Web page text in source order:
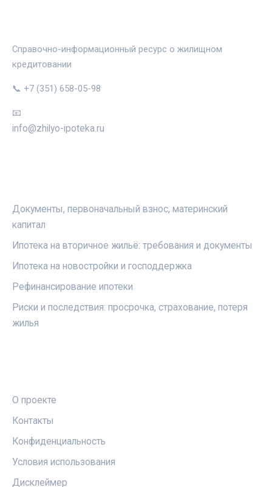
Справочно-информационный ресурс о жилищном
кредитовании
📞 +7 (351) 658-05-98
📧
info@zhilyo-ipoteka.ru
Документы, первоначальный взнос, материнский
капитал
Ипотека на вторичное жильё: требования и документы
Ипотека на новостройки и господдержка
Рефинансирование ипотеки
Риски и последствия: просрочка, страхование, потеря
жилья
О проекте
Контакты
Конфиденциальность
Условия использования
Дисклеймер